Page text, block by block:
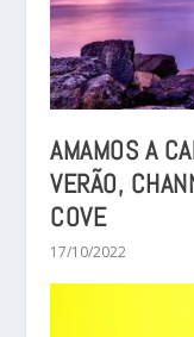
AMAMOS A
VERÃO,
COVE
17/10/2022